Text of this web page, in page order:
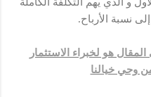
نسبة الأرباح.
هو لخبراء الاستثمار
وحي خيالنا